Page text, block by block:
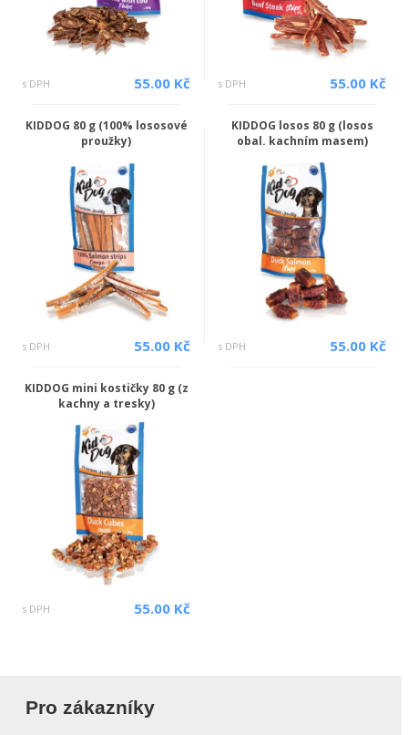
s DPH 55.00 Kč s DPH 55.00 Kč
KIDDOG 80 g (100% lososové
proužky)
s DPH 55.00 Kč
KIDDOG losos 80 g (losos
obal. kachním masem)
s DPH 55.00 Kč
KIDDOG mini kostičky 80 g (z
kachny a tresky)
s DPH 55.00 Kč
Pro zákazníky